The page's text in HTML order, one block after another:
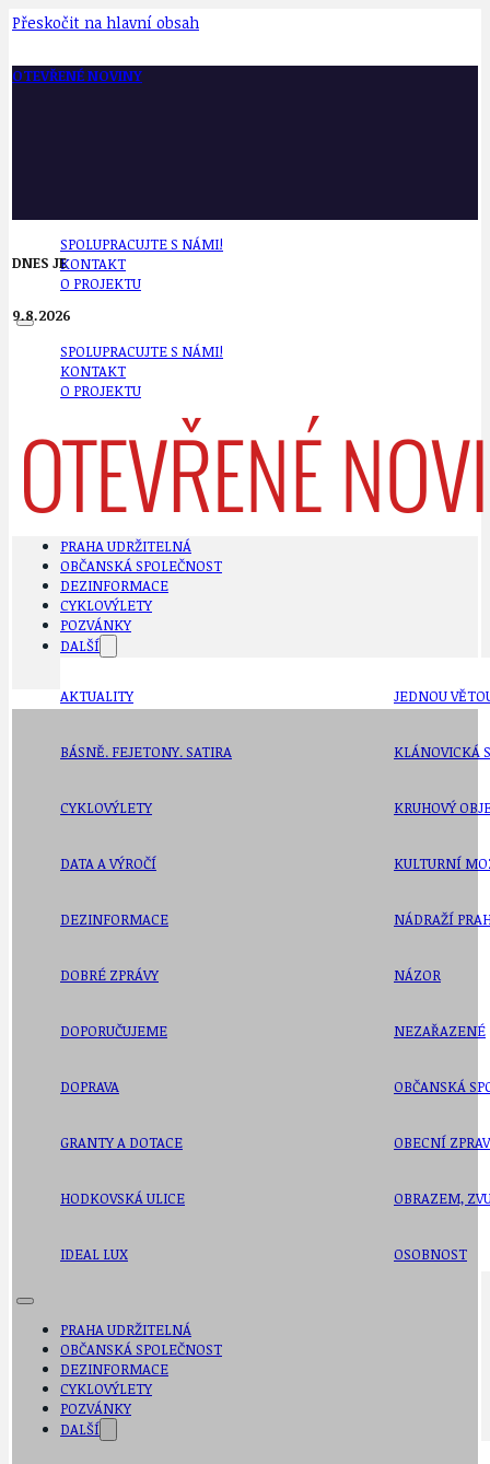
Přeskočit na hlavní obsah
OTEVŘENÉ NOVINY
SPOLUPRACUJTE S NÁMI!
KONTAKT
O PROJEKTU
SPOLUPRACUJTE S NÁMI!
KONTAKT
O PROJEKTU
DNES JE
9.8.2026
PRAHA UDRŽITELNÁ
OBČANSKÁ SPOLEČNOST
DEZINFORMACE
CYKLOVÝLETY
POZVÁNKY
DALŠÍ
AKTUALITY
BÁSNĚ. FEJETONY. SATIRA
CYKLOVÝLETY
DATA A VÝROČÍ
DEZINFORMACE
DOBRÉ ZPRÁVY
DOPORUČUJEME
DOPRAVA
GRANTY A DOTACE
HODKOVSKÁ ULICE
IDEAL LUX
JEDNOU
KLÁNOVICKÁ
KRUHOVÝ
KULTURNÍ
NÁDRAŽÍ
NÁZOR
NEZAŘAZENÉ
OBČANSKÁ
OBECNÍ
OBRAZEM,
OSOBNOST
PRAHA UDRŽITELNÁ
OBČANSKÁ SPOLEČNOST
DEZINFORMACE
CYKLOVÝLETY
POZVÁNKY
DALŠÍ